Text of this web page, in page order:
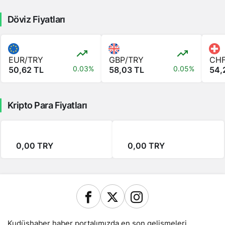
Döviz Fiyatları
EUR/TRY
50,62 TL
0.03%
GBP/TRY
58,03 TL
0.05%
Kripto Para Fiyatları
0,00 TRY 0,00 TRY